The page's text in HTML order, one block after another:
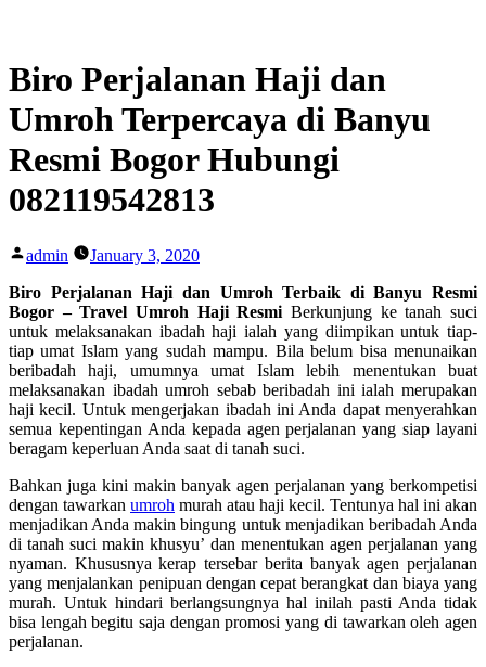
content
Biro Perjalanan Haji dan
Umroh Terpercaya di Banyu
Resmi Bogor Hubungi
082119542813
Posted
admin
January 3, 2020
Biro Perjalanan Haji dan Umroh Terbaik di Banyu Resmi
Bogor – Travel Umroh Haji Resmi Berkunjung ke tanah suci
untuk melaksanakan ibadah haji ialah yang diimpikan untuk tiap-
tiap umat Islam yang sudah mampu. Bila belum bisa menunaikan
beribadah haji, umumnya umat Islam lebih menentukan buat
melaksanakan ibadah umroh sebab beribadah ini ialah merupakan
haji kecil. Untuk mengerjakan ibadah ini Anda dapat menyerahkan
semua kepentingan Anda kepada agen perjalanan yang siap layani
beragam keperluan Anda saat di tanah suci.
Bahkan juga kini makin banyak agen perjalanan yang berkompetisi
dengan tawarkan umroh murah atau haji kecil. Tentunya hal ini akan
menjadikan Anda makin bingung untuk menjadikan beribadah Anda
di tanah suci makin khusyu’ dan menentukan agen perjalanan yang
nyaman. Khususnya kerap tersebar berita banyak agen perjalanan
yang menjalankan penipuan dengan cepat berangkat dan biaya yang
murah. Untuk hindari berlangsungnya hal inilah pasti Anda tidak
bisa lengah begitu saja dengan promosi yang di tawarkan oleh agen
perjalanan.